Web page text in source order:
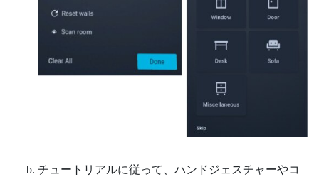
チュートリアルに従って、ハンドジェスチャーやコ